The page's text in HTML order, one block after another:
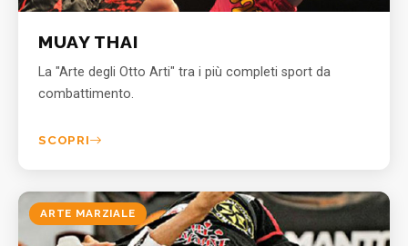
MUAY THAI
La "Arte degli Otto Arti" tra i più completi sport da
combattimento.
SCOPRI
ARTE MARZIALE